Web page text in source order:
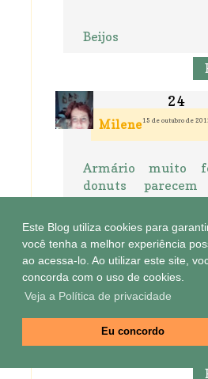
Este Blog utiliza cookies para
você tenha a melhor experiência
ao acessa-lo. Ao utilizar este site,
concorda com o uso de cookies.
Veja a Política de privacidade
Eu concordo
Beijos
Milene 15 de outubro de
Armário muito
donuts parecem
Gostei de
saborosos mas
fritinhos... eles
terem ficado
também acho
falam que é a
quando não é, rsrs.
Beijos pra ti e
semana